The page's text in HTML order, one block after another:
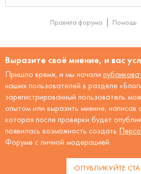
Правила форума Помощь
Выразите своё мнение, и вас
Пришло время, и мы начали
наших пользователей в разделе
зарегистрированный пользователь
опытом или выразить мнение, написав
которая после проверки будет
появилась возможность создать
Форуме с личной модерацией.
ОПУБЛИКУЙТЕ